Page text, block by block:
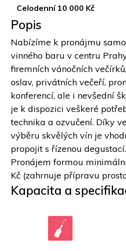
Celodenní 10 000 Kč
Popis
Nabízíme k pronájmu
vinného baru v centru
firemních vánočních
oslav, privátních večeří,
konferencí, ale i nevšední
je k dispozici veškeré
technika a ozvučení. Díky
výběru skvělých vín je
propojit s řízenou degustací.
Pronájem formou
Kč (zahrnuje přípravu
Kapacita a